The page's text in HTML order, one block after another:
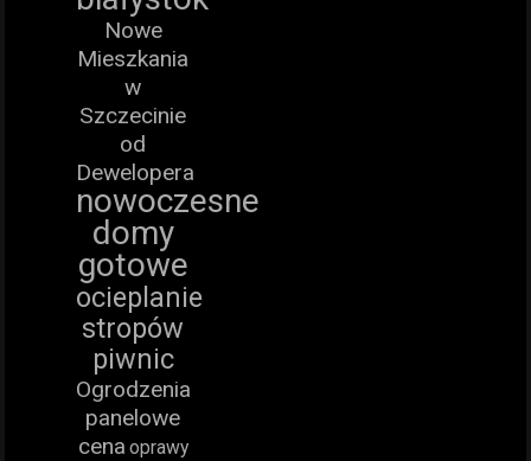
Nowe
Mieszkania
w
Szczecinie
od
Dewelopera
nowoczesne
domy
gotowe
ocieplanie
stropów
piwnic
Ogrodzenia
panelowe
cena oprawy